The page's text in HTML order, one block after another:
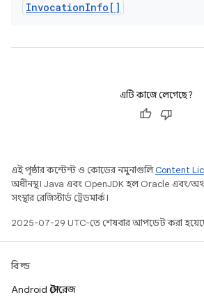
InvocationInfo[]
এটি কাজে লেগেছে?
এই পৃষ্ঠার কন্টেন্ট ও কোডের নমুনাগুলিContent
অধীনস্থ। Java এবং OpenJDK হল Oracle এবং/
সংস্থার রেজিস্টার্ড ট্রেডমার্ক।
2025-07-29 UTC-তে শেষবার আপডেট করা
বিল্ড
Android স্টোরেজ